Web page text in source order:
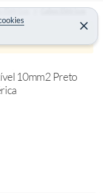
h
B
r
Elétricos Cabos Elétricos
10mm2 Preto